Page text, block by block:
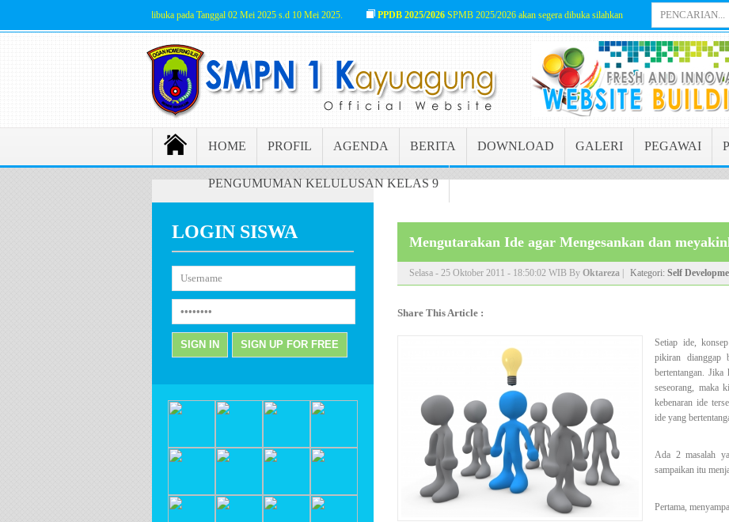
SPMB Jalur Prestasi akan dibuka pada Tanggal 02 Mei 2025 s.d 10 Mei 2025. PPDB 2025/2026SPMB 2025/2026 akan segera dibuka silahkan baca informasinya
HOME PROFIL AGENDA BERITA DOWNLOAD GALERI PEGAWAI
PENGUMUMAN KELULUSAN KELAS 9
Mengutarakan Ide agar Mengesankan dan
Selasa - 25 Oktober 2011 - 18:50:02 WIB By Oktareza Kategori: Self
Share This Article :
Setiap ide,
pikiran dianggap
bertentangan.
seseorang, maka
kebenaran ide
ide yang
Ada 2 masalah
sampaikan itu
Pertama,
LOGIN SISWA